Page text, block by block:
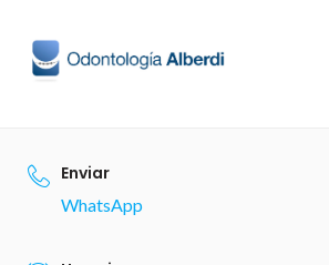
content
Enviar
WhatsApp